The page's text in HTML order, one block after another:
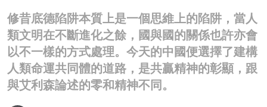
商業
科技
影片
名家榜
修昔底德陷阱本質上是一個思維上的陷阱，當人
類文明在不斷進化之餘，國與國的關係也許亦會
以不一樣的方式處理。今天的中國便選擇了建構
人類命運共同體的道路，是共贏精神的彰顯，跟
與艾利森論述的零和精神不同。